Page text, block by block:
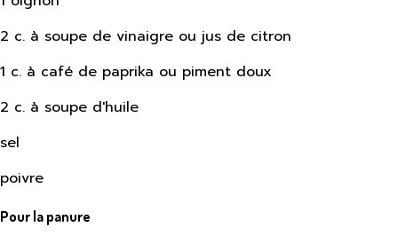
2 c. à soupe de vinaigre ou jus de citron
1 c. à café de paprika ou piment doux
2 c. à soupe d'huile
sel
poivre
Pour la panure